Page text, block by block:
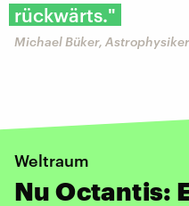
rückwärts."
Michael Büker,
Weltraum
Nu Octantis: